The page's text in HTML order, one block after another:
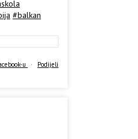
#balkan
u · Podijeli